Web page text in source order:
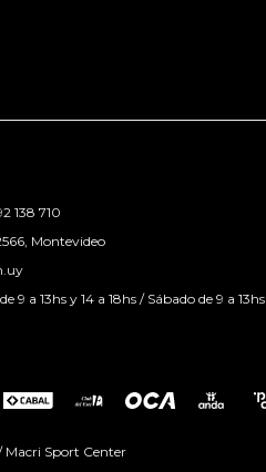
138 710
Montevideo
9 a 13hs y 14 a 18hs / Sábado de 9 a 13hs
Sport Center